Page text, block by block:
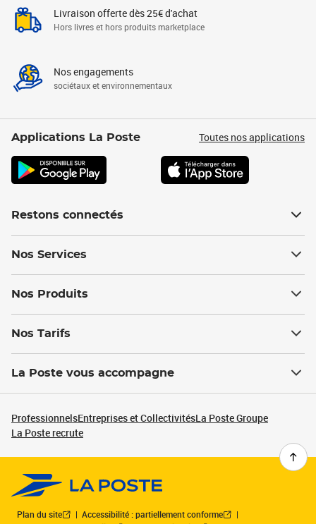
Livraison offerte dès 25€ d'achat
Hors livres et hors produits marketplace
Nos engagements
sociétaux et environnementaux
Applications La Poste Toutes nos applications
Restons connectés
Nos Services
Nos Produits
Nos Tarifs
La Poste vous accompagne
ProfessionnelsEntreprises et CollectivitésLa Poste Groupe
La Poste recrute
Plan du site
Accessibilité : partiellement conforme